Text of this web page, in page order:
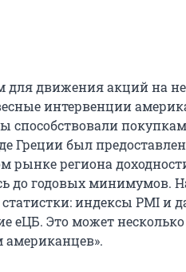
движения акций на
интервенции
способствовали
Греции был предоставлен
рынке региона
до годовых минимумов.
индексы PMI и
еЦБ. Это может несколько
американцев».